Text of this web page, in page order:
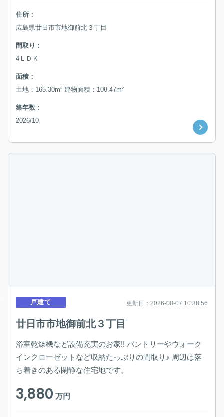
住所：
広島県廿日市市地御前北３丁目
間取り：
4ＬＤＫ
面積：
土地：165.30m² 建物面積：108.47m²
築年数：
2026/10
戸建て 更新日：2026-08-07 10:38:56
廿日市市地御前北３丁目
浴室乾燥機など設備充実のお家!! パントリーやウォーク
インクローゼットなど収納たっぷりの間取り♪ 周辺は落
ち着きのある閑静な住宅地です。
3,880万円